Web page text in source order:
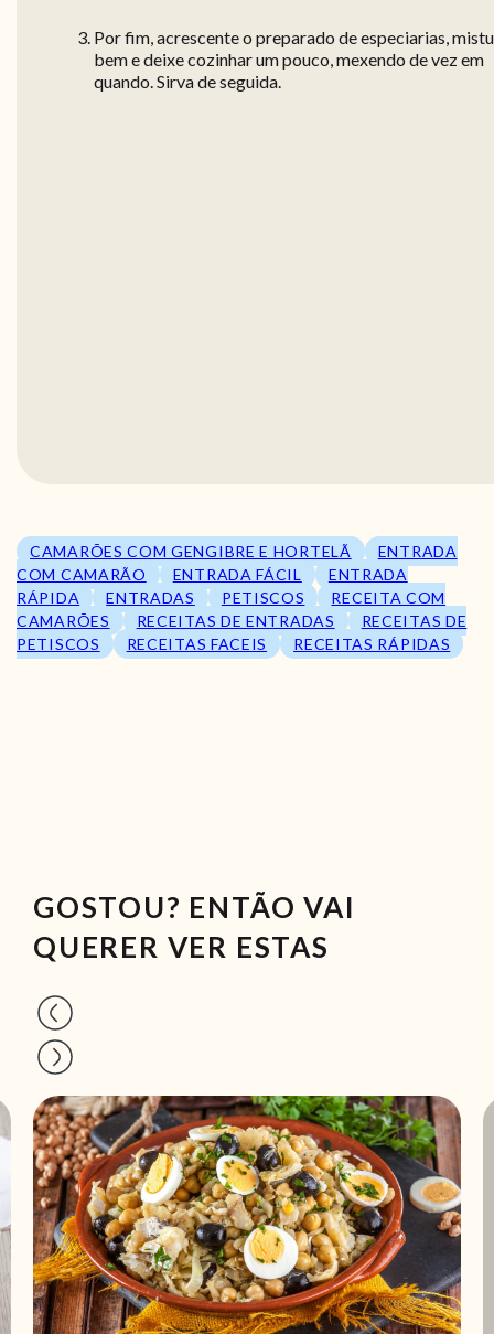
Por fim, acrescente o preparado de especiarias,
bem e deixe cozinhar um pouco, mexendo de vez em
quando. Sirva de seguida.
CAMARÕES COM GENGIBRE E HORTELÃ
ENTRADA
COM CAMARÃO
ENTRADA FÁCIL
ENTRADA
RÁPIDA
ENTRADAS PETISCOS
RECEITA COM
CAMARÕES
RECEITAS DE ENTRADAS
RECEITAS DE
PETISCOS
RECEITAS FACEIS RECEITAS RÁPIDAS
GOSTOU? ENTÃO VAI
QUERER VER ESTAS